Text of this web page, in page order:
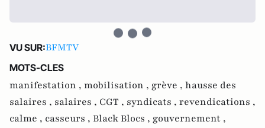
VU SUR:BFMTV
MOTS-CLES
manifestation , mobilisation , grève , hausse des
salaires , salaires , CGT , syndicats , revendications ,
calme , casseurs , Black Blocs , gouvernement ,